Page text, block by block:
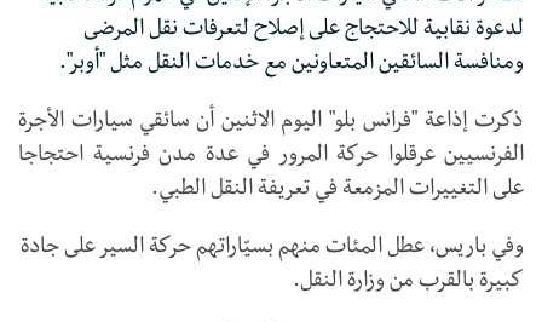
لدعوة نقابية للاحتجاج على إصلاح لتعرفات نقل المرضى
ومنافسة السائقين المتعاونين مع خدمات النقل مثل "أوبر".
ذكرت إذاعة "فرانس بلو" اليوم الاثنين أن سائقي سيارات الأجرة
الفرنسيين عرقلوا حركة المرور في عدة مدن فرنسية احتجاجا
على التغييرات المزمعة في تعريفة النقل الطبي.
وفي باريس، عطل المئات منهم بسيّاراتهم حركة السير على جادة
كبيرة بالقرب من وزارة النقل.